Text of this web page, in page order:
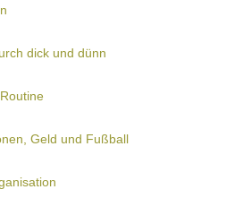
dick und dünn
Geld und Fußball